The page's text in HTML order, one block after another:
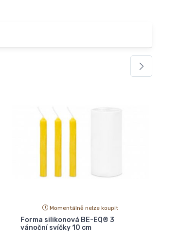
Momentálně nelze koupit
Forma silikonová BE-EQ® 3
vánoční svíčky 10 cm